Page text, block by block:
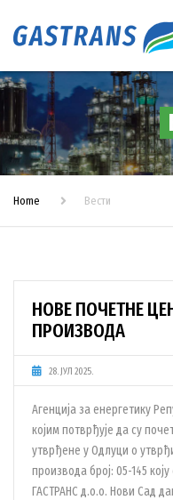
Home Вести
НОВЕ ПОЧЕТНЕ
ПРОИЗВОДА
28. ЈУЛ 2025.
Агенција за енергетику
којим потврђује да су
утврђене у Одлуци о
производа број: 05-145
ГАСТРАНС д.о.о. Нови Сад